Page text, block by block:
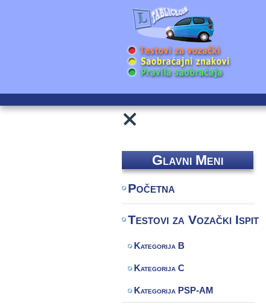
Glavni Meni
Početna
Testovi za Vozački Ispit
Kategorija B
Kategorija C
Kategorija PSP-AM